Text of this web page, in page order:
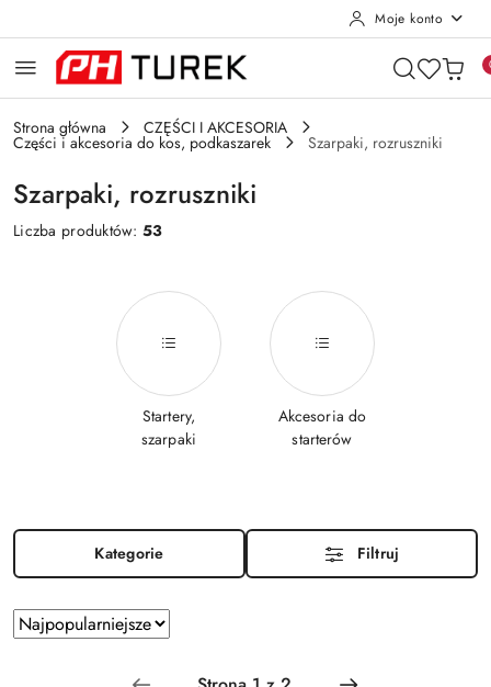
Moje konto
Strona główna CZĘŚCI I AKCESORIA
Części i akcesoria do kos, podkaszarek Szarpaki, rozruszniki
Szarpaki, rozruszniki
Liczba produktów:53
Startery,
szarpaki
Akcesoria do
starterów
Kategorie Filtruj
Zastosowano
sortowanie:
Najpopularniejsze.
Sortuj
według